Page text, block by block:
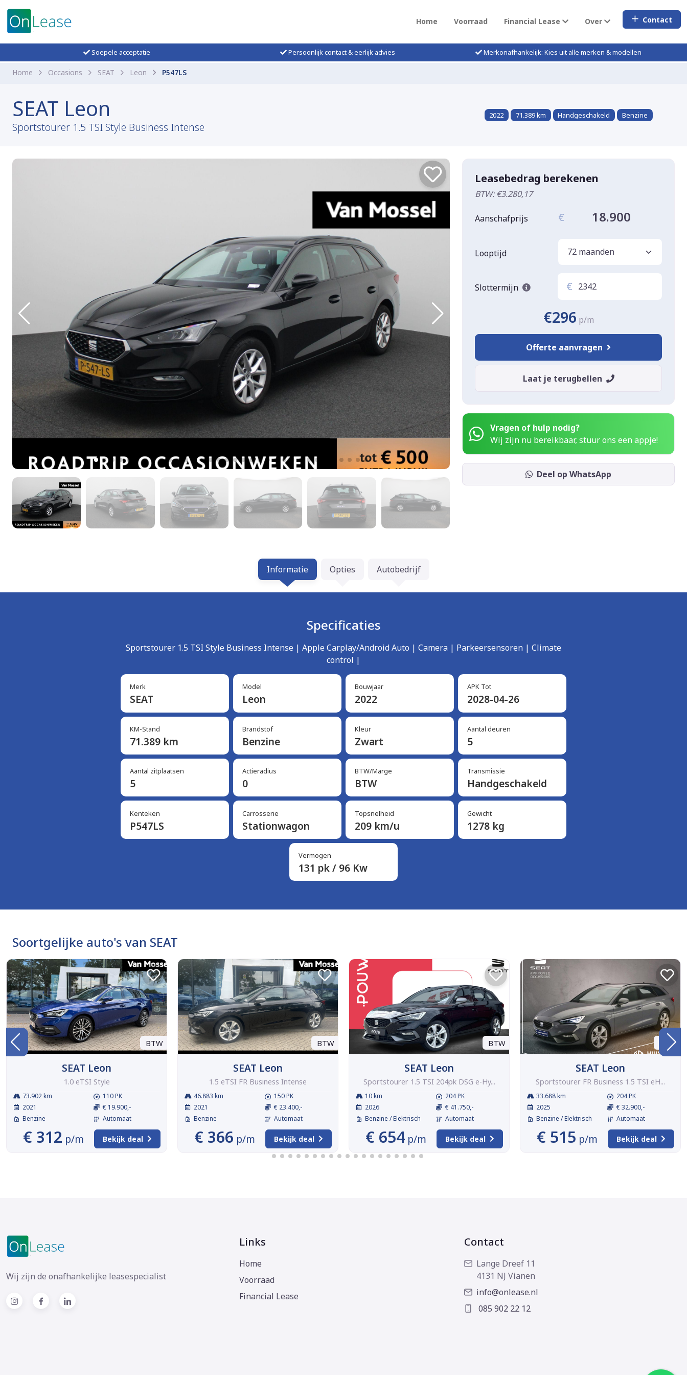
Home Voorraad Financial Lease Over Contact
Soepele acceptatie Persoonlijk contact & eerlijk advies Merkonafhankelijk: Kies uit alle merken & modellen
Home Occasions SEAT Leon P547LS
SEAT Leon
Sportstourer 1.5 TSI Style Business Intense
2022 71.389 km Handgeschakeld Benzine
Leasebedrag berekenen
BTW: €3.280,17
Aanschafprijs € 18.900
Looptijd
Slottermijn €
€296 p/m
Offerte aanvragen
Laat je terugbellen
Vragen of hulp nodig?
Wij zijn nu bereikbaar, stuur ons een appje!
Deel op WhatsApp
Informatie Opties Autobedrijf
Specificaties
Sportstourer 1.5 TSI Style Business Intense | Apple Carplay/Android Auto | Camera | Parkeersensoren | Climate
control |
Merk
SEAT
Model
Leon
Bouwjaar
2022
APK Tot
2028-04-26
KM-Stand
71.389 km
Brandstof
Benzine
Kleur
Zwart
Aantal deuren
5
Aantal zitplaatsen
5
Actieradius
0
BTW/Marge
BTW
Transmissie
Handgeschakeld
Kenteken
P547LS
Carrosserie
Stationwagon
Topsnelheid
209 km/u
Gewicht
1278 kg
Vermogen
131 pk / 96 Kw
Soortgelijke auto's van SEAT
BTW
SEAT Leon
1.0 eTSI Style
73.902 km
2021
Benzine
110 PK
€ 19.900,-
Automaat
€ 312 p/m Bekijk deal
BTW
SEAT Leon
1.5 eTSI FR Business Intense
46.883 km
2021
Benzine
150 PK
€ 23.400,-
Automaat
€ 366 p/m Bekijk deal
BTW
SEAT Leon
Sportstourer 1.5 TSI 204pk DSG e-Hy...
10 km
2026
Benzine / Elektrisch
204 PK
€ 41.750,-
Automaat
€ 654 p/m Bekijk deal
BTW
SEAT Leon
Sportstourer FR Business 1.5 TSI eH...
33.688 km
2025
Benzine / Elektrisch
204 PK
€ 32.900,-
Automaat
€ 515 p/m Bekijk deal
Wij zijn de onafhankelijke leasespecialist
Links
Home
Voorraad
Financial Lease
Contact
Lange Dreef 11
4131 NJ Vianen
info@onlease.nl
085 902 22 12